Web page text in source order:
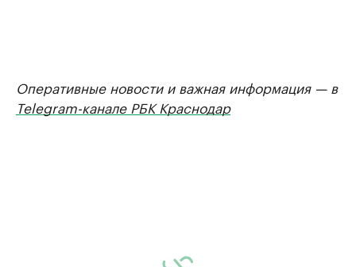
Оперативные новости и важная информация — в
Telegram-канале РБК Краснодар